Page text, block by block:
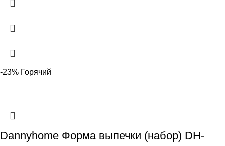
-23% Горячий
Dannyhome Форма выпечки (набор) DH-